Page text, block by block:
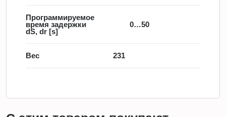
Программируемое
время задержки
dS, dr [s]
0…50
Вес 231